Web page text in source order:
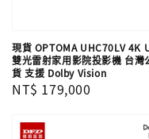
現貨 OPTOMA UHC70LV 4K
雙光雷射家用影院投影機 台灣
貨 支援 Dolby Vision
Regular
NT$ 179,000